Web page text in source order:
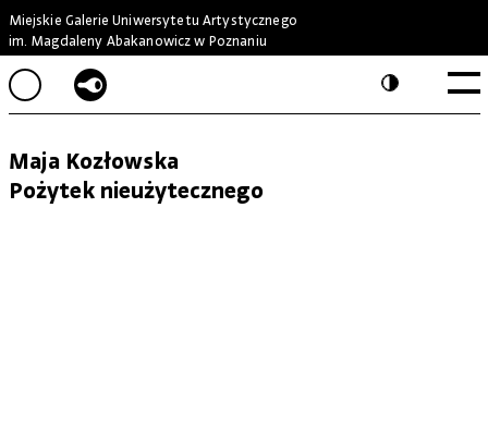
Miejskie Galerie Uniwersytetu Artystycznego
im. Magdaleny Abakanowicz w Poznaniu
Maja Kozłowska
Pożytek nieużytecznego